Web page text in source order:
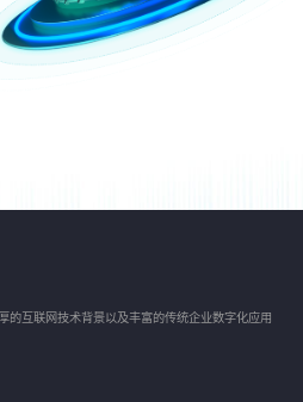
的互联网技术背景以及丰富的传统企业数字化应用